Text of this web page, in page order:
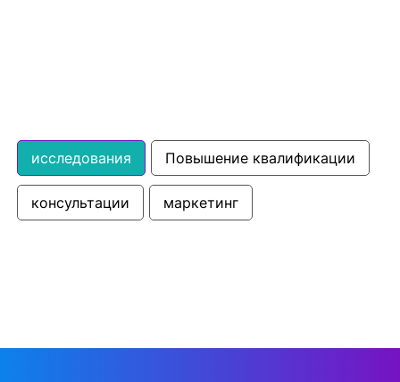
исследования Повышение квалификации
консультации маркетинг